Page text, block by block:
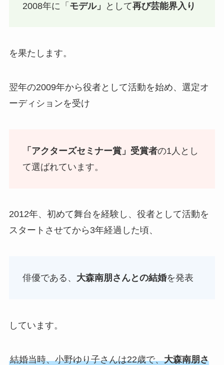
2008年に「 モデル」 として再び芸能界入り
を果たします。
翌年の2009年から役者として活動を始め、選定オ
ーディションを受け
「アクターズセミナー賞」受賞者の1人とし
て選ばれています。
2012年、初めて舞台を経験し、役者として活動を
スタートさせてから3年経過した頃、
俳優である、 大森南朋さんとの結婚を発表
しています。
結婚当時、小野ゆり子さんは22歳で、大森南朋さ